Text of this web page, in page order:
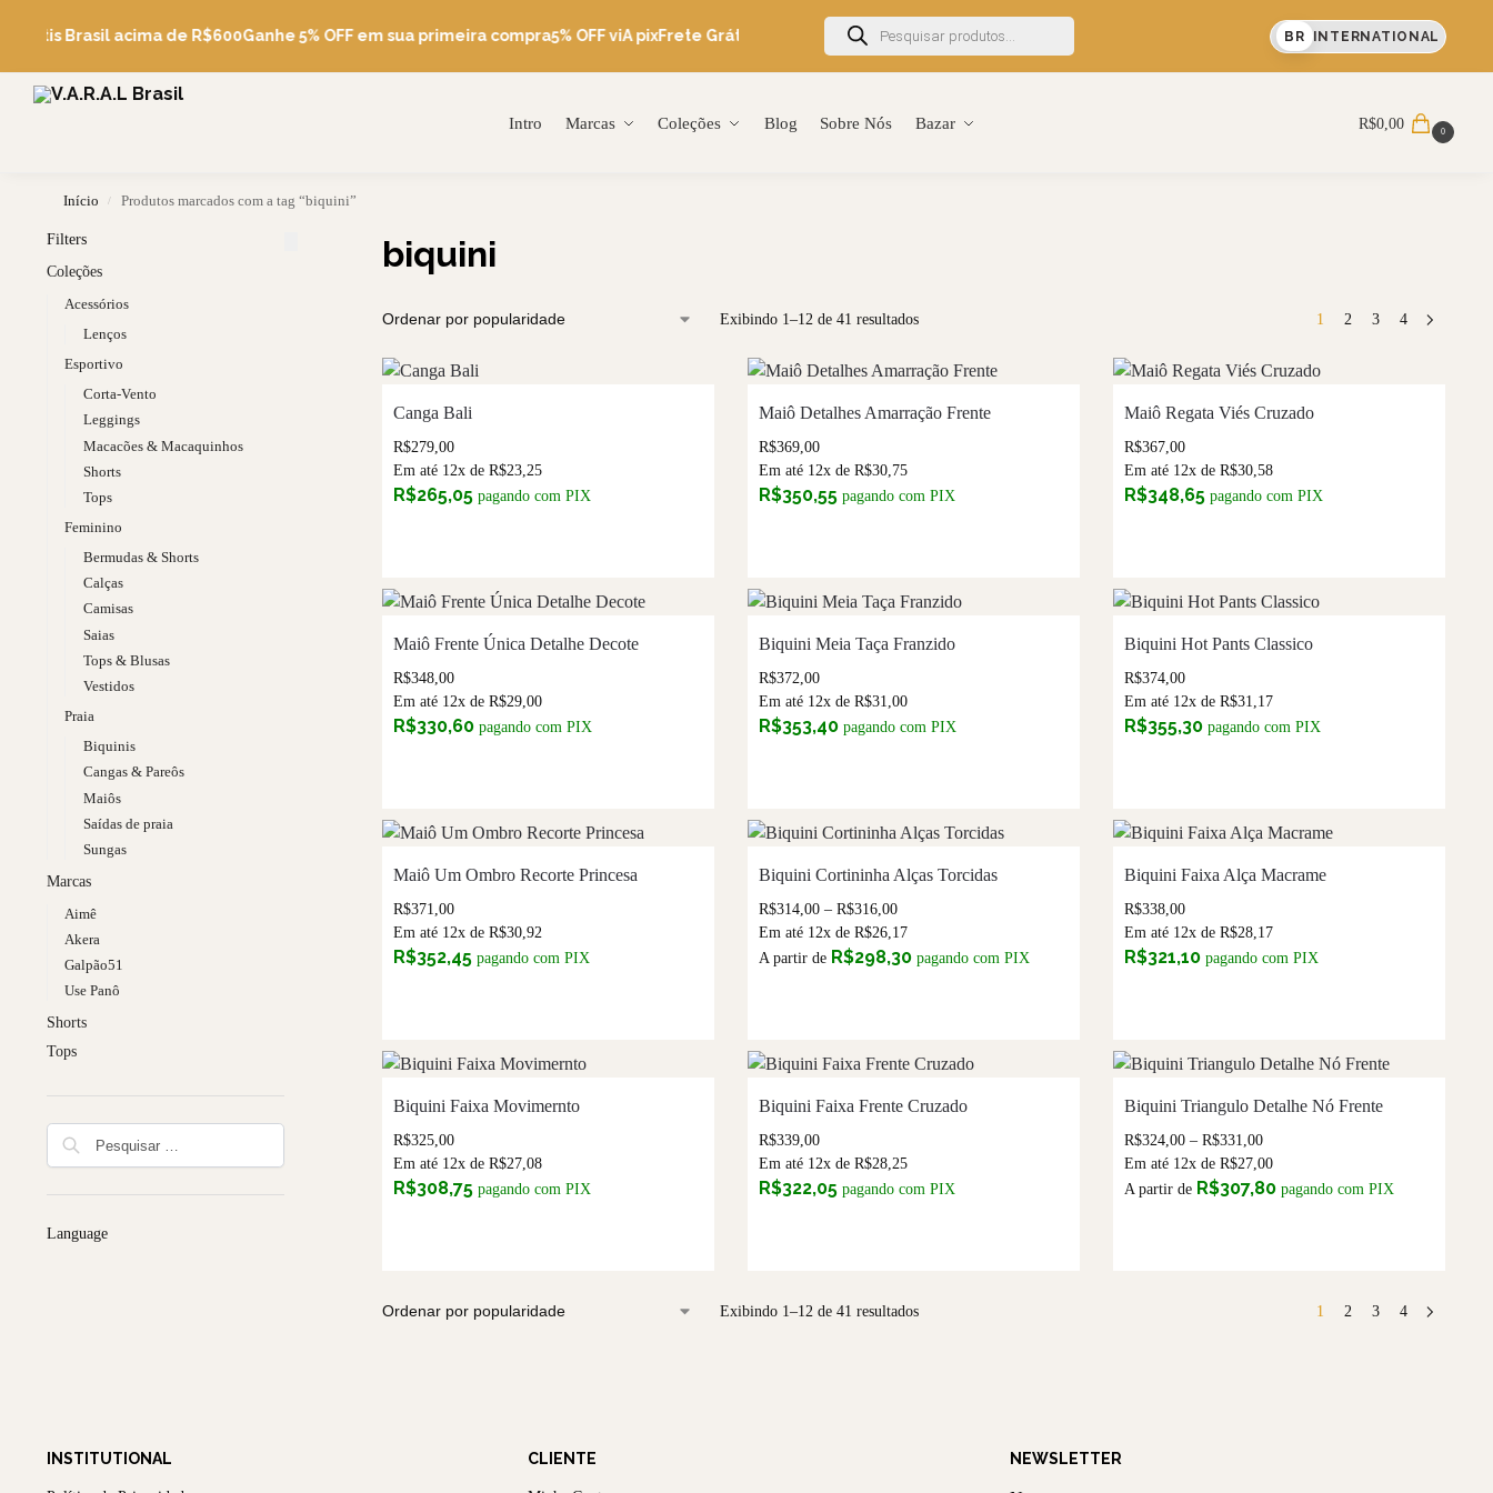
Grátis Brasil acima de R$600Ganhe 5% OFF em sua primeira compra5% OFF viA pixFrete Grátis Brasil acima de R$600Ganhe 5% OFF em sua primeira compra BR INTERNATIONAL
Intro Marcas Coleções Blog Sobre Nós Bazar
Pesquise
R$0,00 0
Início / Produtos marcados com a tag “biquini”
biquini
Exibindo 1–12 de 41 resultados 1 2 3 4
Canga Bali
R$279,00
Em até 12x deR$23,25
R$265,05 pagando com PIX
Maiô Detalhes Amarração Frente
R$369,00
Em até 12x deR$30,75
R$350,55 pagando com PIX
Maiô Regata Viés Cruzado
R$367,00
Em até 12x deR$30,58
R$348,65 pagando com PIX
Maiô Frente Única Detalhe Decote
R$348,00
Em até 12x deR$29,00
R$330,60 pagando com PIX
Biquini Meia Taça Franzido
R$372,00
Em até 12x deR$31,00
R$353,40 pagando com PIX
Biquini Hot Pants Classico
R$374,00
Em até 12x deR$31,17
R$355,30 pagando com PIX
Maiô Um Ombro Recorte Princesa
R$371,00
Em até 12x deR$30,92
R$352,45 pagando com PIX
Biquini Cortininha Alças Torcidas
R$314,00 – R$316,00
Em até 12x deR$26,17
A partir de R$298,30 pagando com PIX
Biquini Faixa Alça Macrame
R$338,00
Em até 12x deR$28,17
R$321,10 pagando com PIX
Biquini Faixa Movimernto
R$325,00
Em até 12x deR$27,08
R$308,75 pagando com PIX
Biquini Faixa Frente Cruzado
R$339,00
Em até 12x deR$28,25
R$322,05 pagando com PIX
Biquini Triangulo Detalhe Nó Frente
R$324,00 – R$331,00
Em até 12x deR$27,00
A partir de R$307,80 pagando com PIX
Exibindo 1–12 de 41 resultados 1 2 3 4
Filters
Coleções
Acessórios
Lenços
Esportivo
Corta-Vento
Leggings
Macacões & Macaquinhos
Shorts
Tops
Feminino
Bermudas & Shorts
Calças
Camisas
Saias
Tops & Blusas
Vestidos
Praia
Biquinis
Cangas & Pareôs
Maiôs
Saídas de praia
Sungas
Marcas
Aimê
Akera
Galpão51
Use Panô
Shorts
Tops
Language
INSTITUTIONAL CLIENTE NEWSLETTER